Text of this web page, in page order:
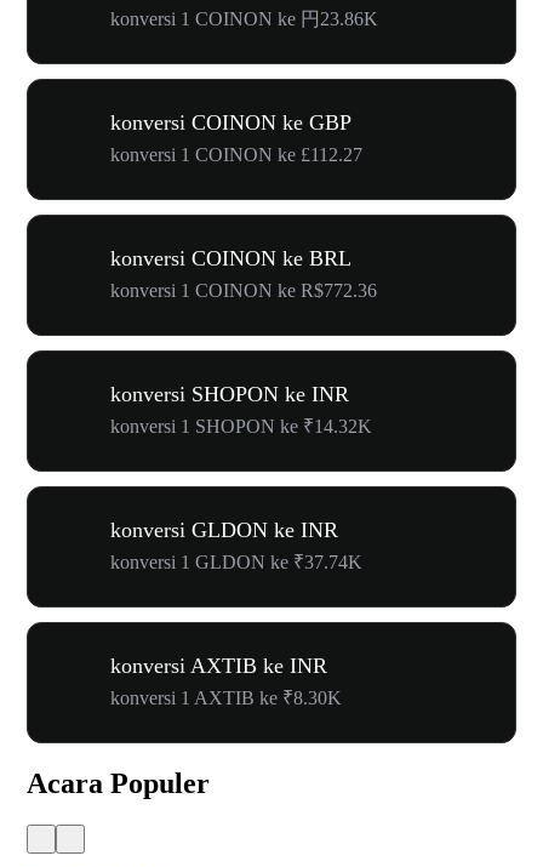
konversi 1 COINON ke 円23.86K
konversi COINON ke GBP
konversi 1 COINON ke £112.27
konversi COINON ke BRL
konversi 1 COINON ke R$772.36
konversi SHOPON ke INR
konversi 1 SHOPON ke ₹14.32K
konversi GLDON ke INR
konversi 1 GLDON ke ₹37.74K
konversi AXTIB ke INR
konversi 1 AXTIB ke ₹8.30K
Acara Populer